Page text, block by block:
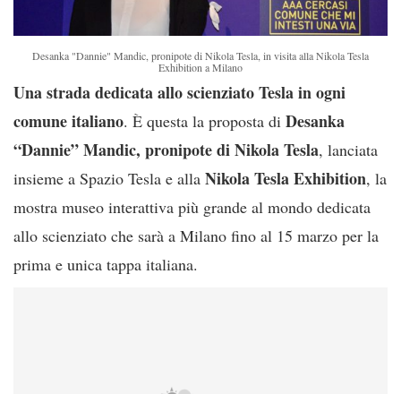
Desanka "Dannie" Mandic, pronipote di Nikola Tesla, in visita alla Nikola Tesla
Exhibition a Milano
Una strada dedicata allo scienziato Tesla in ogni
comune italiano. È questa la proposta di Desanka
“Dannie” Mandic, pronipote di Nikola Tesla, lanciata
insieme a Spazio Tesla e alla Nikola Tesla Exhibition, la
mostra museo interattiva più grande al mondo dedicata
allo scienziato che sarà a Milano fino al 15 marzo per la
prima e unica tappa italiana.